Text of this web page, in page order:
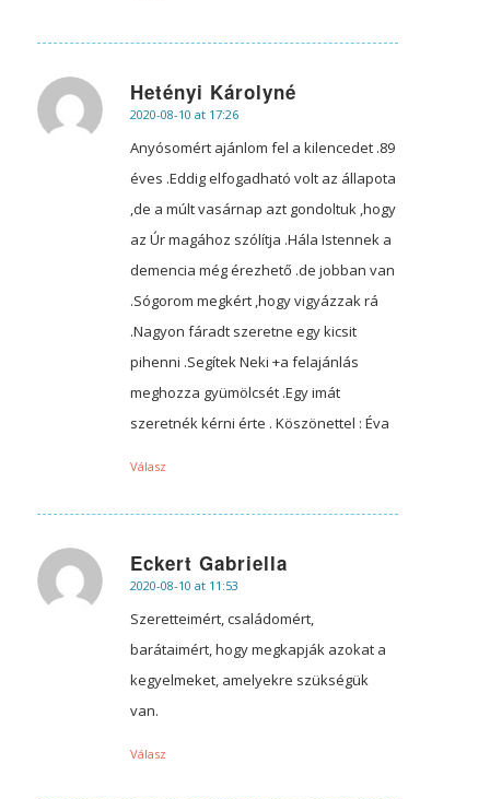
Hetényi Károlyné
says:
2020-08-10 at 17:26
Anyósomért ajánlom fel a kilencedet .89
éves .Eddig elfogadható volt az állapota
,de a múlt vasárnap azt gondoltuk ,hogy
az Úr magához szólítja .Hála Istennek a
demencia még érezhető .de jobban van
.Sógorom megkért ,hogy vigyázzak rá
.Nagyon fáradt szeretne egy kicsit
pihenni .Segítek Neki +a felajánlás
meghozza gyümölcsét .Egy imát
szeretnék kérni érte . Köszönettel : Éva
Válasz
Eckert Gabriella
says:
2020-08-10 at 11:53
Szeretteimért, családomért,
barátaimért, hogy megkapják azokat a
kegyelmeket, amelyekre szükségük
van.
Válasz